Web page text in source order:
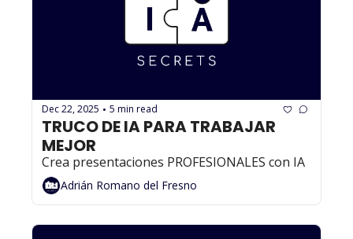
Dec 22, 2025 • 5 min read
TRUCO DE IA PARA TRABAJAR
MEJOR
Crea presentaciones PROFESIONALES con IA
Adrián Romano del Fresno